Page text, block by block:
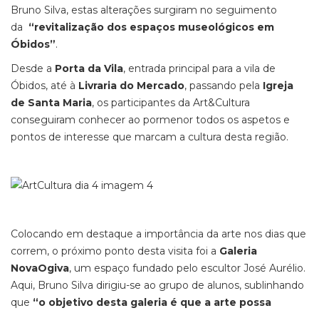
Bruno Silva, estas alterações surgiram no seguimento
da “revitalização dos espaços museológicos em
Óbidos”.
Desde a Porta da Vila, entrada principal para a vila de
Óbidos, até à Livraria do Mercado, passando pela Igreja
de Santa Maria, os participantes da Art&Cultura
conseguiram conhecer ao pormenor todos os aspetos e
pontos de interesse que marcam a cultura desta região.
Colocando em destaque a importância da arte nos dias que
correm, o próximo ponto desta visita foi a Galeria
NovaOgiva, um espaço fundado pelo escultor José Aurélio.
Aqui, Bruno Silva dirigiu-se ao grupo de alunos, sublinhando
que “o objetivo desta galeria é que a arte possa